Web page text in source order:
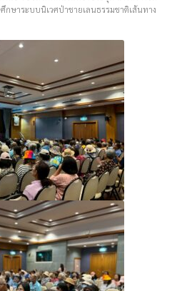
ษาระบบนิเวศป่าชายเลนธรรมชาติเส้นทาง